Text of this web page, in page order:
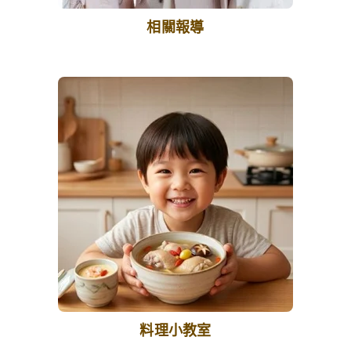
相關報導
料理小教室